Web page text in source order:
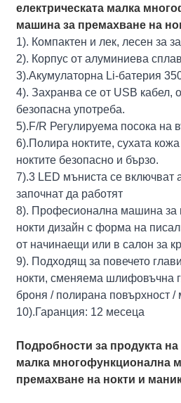
електрическата малка
машина за премахване на
1). Компактен и лек, лесен за
2). Корпус от алуминиева сплав
3).Акумулаторна Li-батерия
4). Захранва се от USB кабел,
безопасна употреба.
5).F/R Регулируема посока на
6).Полира ноктите, сухата
ноктите безопасно и бързо.
7).3 LED мъниста се включват
започнат да работят
8). Професионална машина за
нокти дизайн с форма на
от начинаещи или в салон за
9). Подходящ за повечето
нокти, сменяема шлифовъчна
броня / полирана повърхност /
10).Гаранция: 12 месеца
Подробности за продукта на
малка многофункционална
премахване на нокти и